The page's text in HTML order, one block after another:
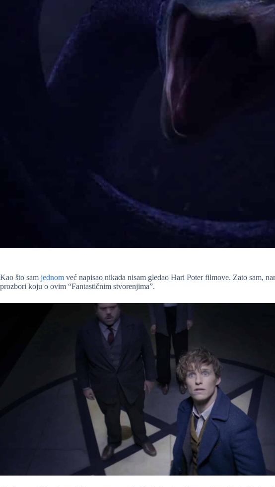
Kao što sam jednom već napisao nikada nisam gledao Hari Poter filmove. Zato sam,
prozbori koju o ovim “Fantastičnim stvorenjima”.